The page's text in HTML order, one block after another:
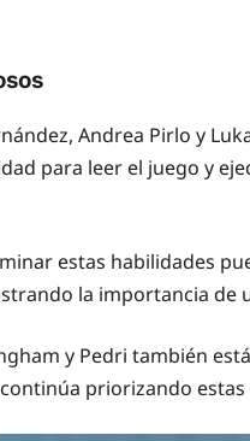
Andrea Pirlo y
para leer el juego y
estas habilidades
la importancia de
y Pedri también
priorizando estas